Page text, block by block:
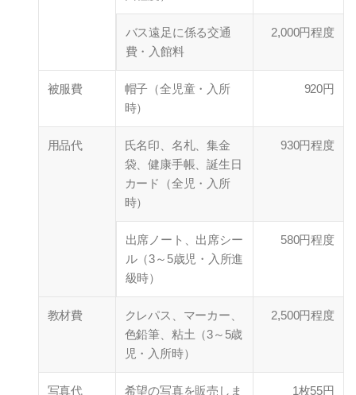
バス遠足に係る交通
費・入館料
2,000円程度
被服費
帽子（全児童・入所
時）
920円
用品代
氏名印、名札、集金
袋、健康手帳、誕生日
カード（全児・入所
時）
930円程度
出席ノート、出席シー
ル（3～5歳児・入所進
級時）
580円程度
教材費
クレパス、マーカー、
色鉛筆、粘土（3～5歳
児・入所時）
2,500円程度
写真代
希望の写真を販売しま
1枚55円